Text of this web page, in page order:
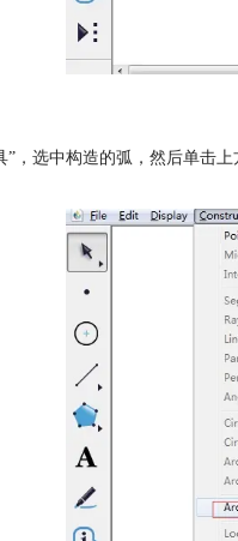
”，选中构造的弧，然后单击